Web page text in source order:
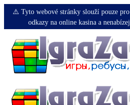
⚠️ Tyto webové stránky slouží pouze
odkazy na online kasina a